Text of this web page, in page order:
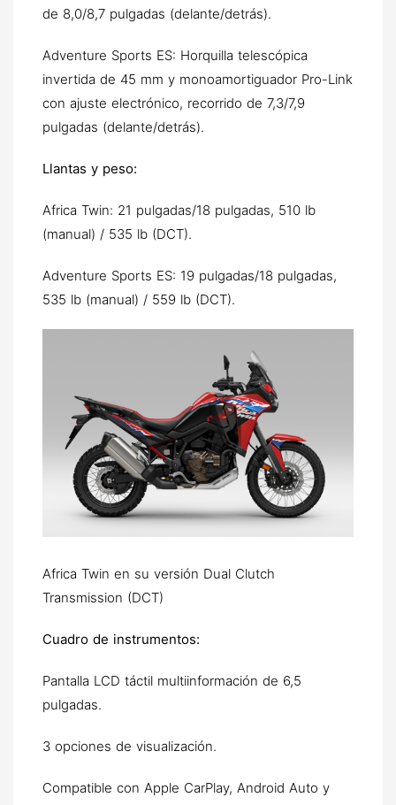
de 8,0/8,7 pulgadas (delante/detrás).
Adventure Sports ES: Horquilla telescópica
invertida de 45 mm y monoamortiguador Pro-Link
con ajuste electrónico, recorrido de 7,3/7,9
pulgadas (delante/detrás).
Llantas y peso:
Africa Twin: 21 pulgadas/18 pulgadas, 510 lb
(manual) / 535 lb (DCT).
Adventure Sports ES: 19 pulgadas/18 pulgadas,
535 lb (manual) / 559 lb (DCT).
Africa Twin en su versión Dual Clutch
Transmission (DCT)
Cuadro de instrumentos:
Pantalla LCD táctil multiinformación de 6,5
pulgadas.
3 opciones de visualización.
Compatible con Apple CarPlay, Android Auto y